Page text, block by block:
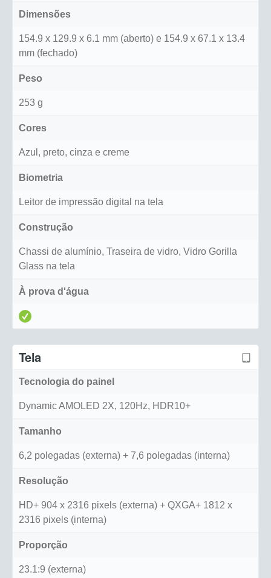
Dimensões
154.9 x 129.9 x 6.1 mm (aberto) e 154.9 x 67.1 x 13.4
mm (fechado)
Peso
253 g
Cores
Azul, preto, cinza e creme
Biometria
Leitor de impressão digital na tela
Construção
Chassi de alumínio, Traseira de vidro, Vidro Gorilla
Glass na tela
À prova d'água
Tela
Tecnologia do painel
Dynamic AMOLED 2X, 120Hz, HDR10+
Tamanho
6,2 polegadas (externa) + 7,6 polegadas (interna)
Resolução
HD+ 904 x 2316 pixels (externa) + QXGA+ 1812 x
2316 pixels (interna)
Proporção
23.1:9 (externa)